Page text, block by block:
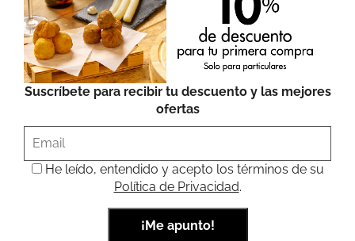
Suscríbete para recibir tu descuento y las mejores
ofertas
He leído, entendido y acepto los términos de su
Política de Privacidad.